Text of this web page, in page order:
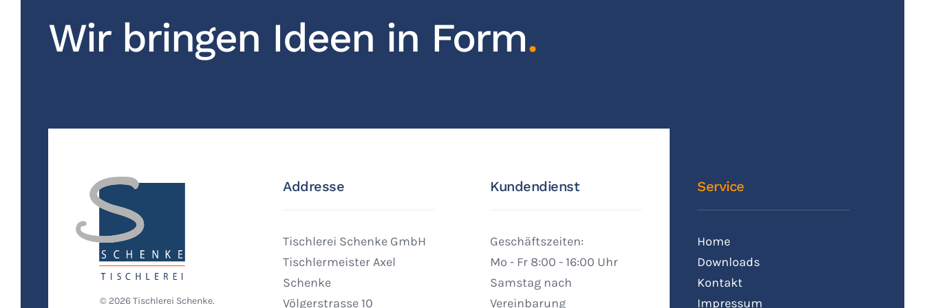
Wir bringen Ideen in Form.
© 2026Tischlerei Schenke.
Addresse
Tischlerei Schenke GmbH
Tischlermeister Axel
Schenke
Völgerstrasse 10
Kundendienst
Geschäftszeiten:
Mo - Fr 8:00 - 16:00 Uhr
Samstag nach
Vereinbarung
Service
Home
Downloads
Kontakt
Impressum